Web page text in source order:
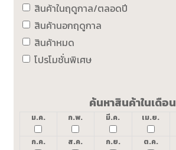
สินค้าในฤดูกาล/ตลอดปี
สินค้านอกฤดูกาล
สินค้าหมด
โปรโมชั่นพิเศษ
ค้นหาสินค้าในเดือน
ม.ค. ก.พ. มี.ค. เม.ย.
ก.ค. ส.ค. ก.ย. ต.ค.